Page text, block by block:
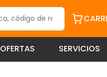
OFERTAS SERVICIOS